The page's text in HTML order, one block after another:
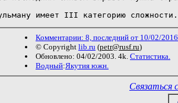
Комментарии: 8, последний от 10/02/
© Copyright lib.ru (petr@rusf.ru)
Обновлено: 04/02/2003. 4k. Статистика.
Водный:Якутия южн.
Связаться